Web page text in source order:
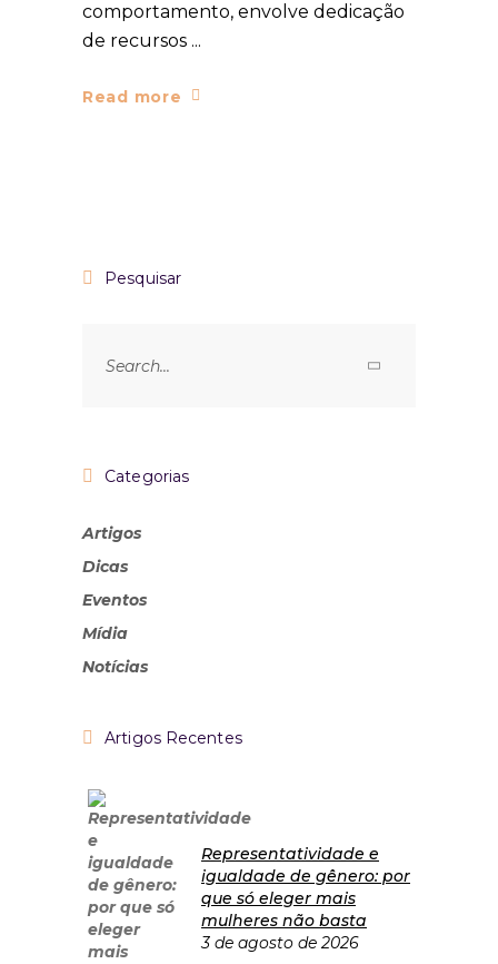
comportamento, envolve dedicação
de recursos
Read more
Pesquisar
Categorias
Artigos
Dicas
Eventos
Mídia
Notícias
Artigos Recentes
Representatividade e
igualdade de gênero: por
que só eleger mais
mulheres não basta
3 de agosto de 2026